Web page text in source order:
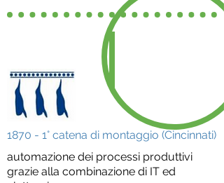
1870 - 1° catena di montaggio (Cincinnati)
automazione dei processi produttivi
grazie alla combinazione di IT ed